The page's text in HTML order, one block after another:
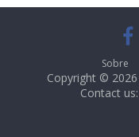
Sobre
Copyright © 2026
Contact us: